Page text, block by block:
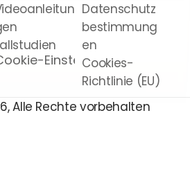
Einstellungen
Datenschutz
bestimmung
en
Cookies-
Richtlinie (EU)
Alle Rechte vorbehalten